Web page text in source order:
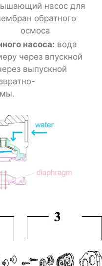
насос для
обратного
осмоса
насоса: вода
через впускной
выпускной